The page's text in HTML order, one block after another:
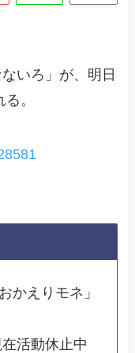
いろ」が、明日
。
かえりモネ」
活動休止中